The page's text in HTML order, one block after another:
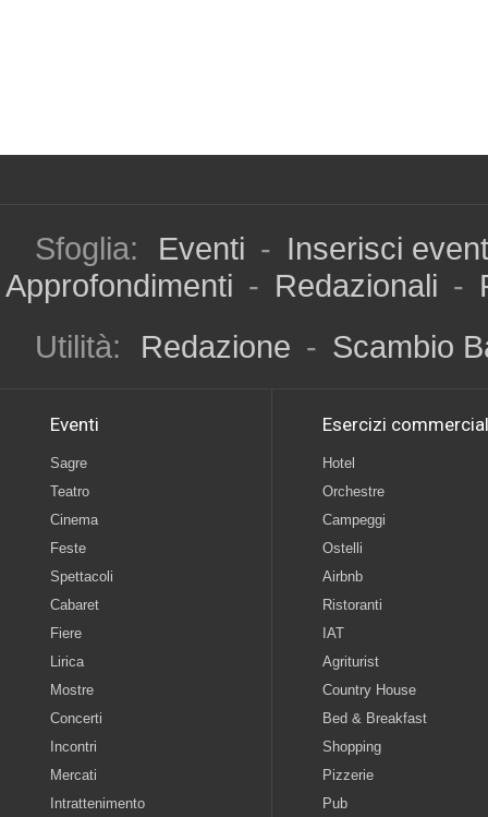
Sfoglia: Eventi - Inserisci
Approfondimenti - Redazionali -
Utilità:
Redazione - Scambio
Eventi
Sagre
Teatro
Cinema
Feste
Spettacoli
Cabaret
Fiere
Lirica
Mostre
Concerti
Incontri
Mercati
Intrattenimento
Esercizi
Hotel
Orchestre
Campeggi
Ostelli
Airbnb
Ristoranti
IAT
Agriturist
Country House
Bed & Breakfast
Shopping
Pizzerie
Pub